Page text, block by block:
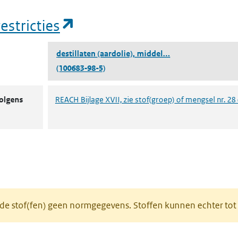
destillaten (aardolie), middel...
(100683-98-5)
REACH Bijlage XVII, zie stof(groep) of mengsel nr.
stof(fen) geen normgegevens. Stoffen kunnen echter